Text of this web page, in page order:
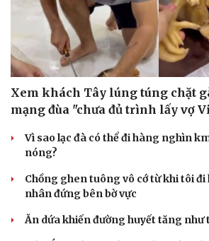
Tin nóng
Tư vấn luật
Việt
Phân
Xem khách Tây lúng túng chặt
mạng đùa "chưa đủ trình lấy vợ
Vì sao lạc đà có thể đi hàng nghìn
nóng?
Chồng ghen tuông vô cớ từ khi tôi
nhân đứng bên bờ vực
Ăn dứa khiến đường huyết tăng như